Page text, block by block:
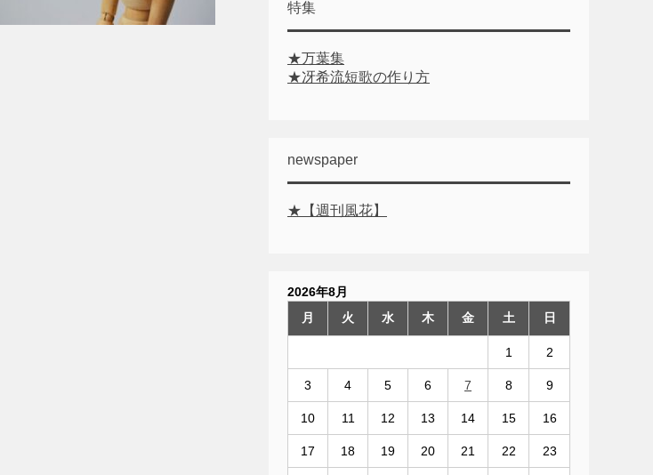
特集
★万葉集
★冴希流短歌の作り方
newspaper
★【週刊風花】
2026年8月
月
火 水 木 金 土 日
1 2
3 4 5 6 7 8 9
10 11 12 13 14 15 16
17 18 19 20 21 22 23